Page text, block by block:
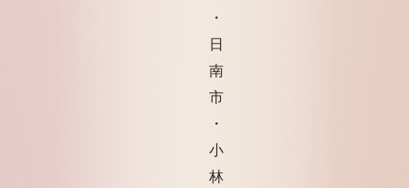
・
日
南
市
・
小
林